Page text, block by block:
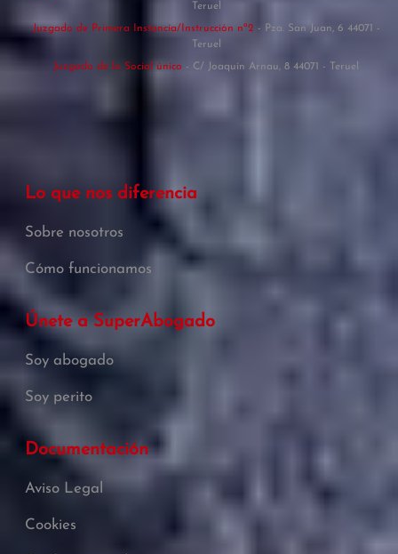
Teruel
Juzgado de Primera Instancia/Instrucción nº2 - Pza. San Juan, 6 44071 -
Teruel
Juzgado de lo Social único - C/ Joaquín Arnau, 8 44071 - Teruel
Lo que nos diferencia
Sobre nosotros
Cómo funcionamos
Únete a SuperAbogado
Soy abogado
Soy perito
Documentación
Aviso Legal
Cookies